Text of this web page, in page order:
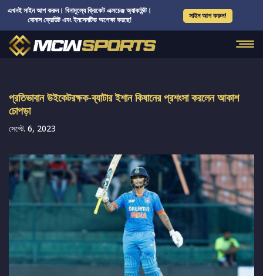
এখনই সাইন আপ করুন। বিনামূল্যে ক্রিকেট এক্সচেঞ্জ অ্যাকাউন্ট।
বোনাস ক্রেডিট এবং ইনসেনটিভ অপেক্ষা করছে!
সাইন আপ করুন!
প্রতিভাবান উইকেটরক্ষক-ব্যাটার ইশান কিষানের প্রশংসা করলেন আকাশ
চোপড়া
সেপ্টে. 6, 2023